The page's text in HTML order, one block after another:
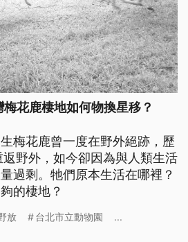
花鹿棲地如何物換星移？
梅花鹿曾一度在野外絕跡，歷
野外，如今卻因為與人類生活
過剩。牠們原本生活在哪裡？
的棲地？
放 台北市立動物園 ...